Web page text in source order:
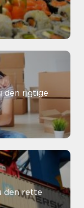
den rigtige
den rette